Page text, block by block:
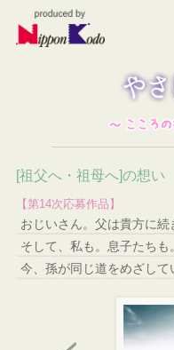
[祖父へ・祖母へ]の想
【第14次応募作品】
おじいさん。父は貴方に続
そして、私も。息子たちも。
今、孫が同じ道をめざして